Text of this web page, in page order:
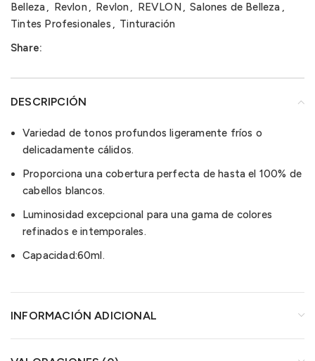
Belleza, Revlon, Revlon, REVLON, Salones de Belleza ,
Tintes Profesionales , Tinturación
Share:
DESCRIPCIÓN
Variedad de tonos profundos ligeramente fríos o
delicadamente cálidos.
Proporciona una cobertura perfecta de hasta el 100% de
cabellos blancos.
Luminosidad excepcional para una gama de colores
refinados e intemporales.
Capacidad:60ml.
INFORMACIÓN ADICIONAL